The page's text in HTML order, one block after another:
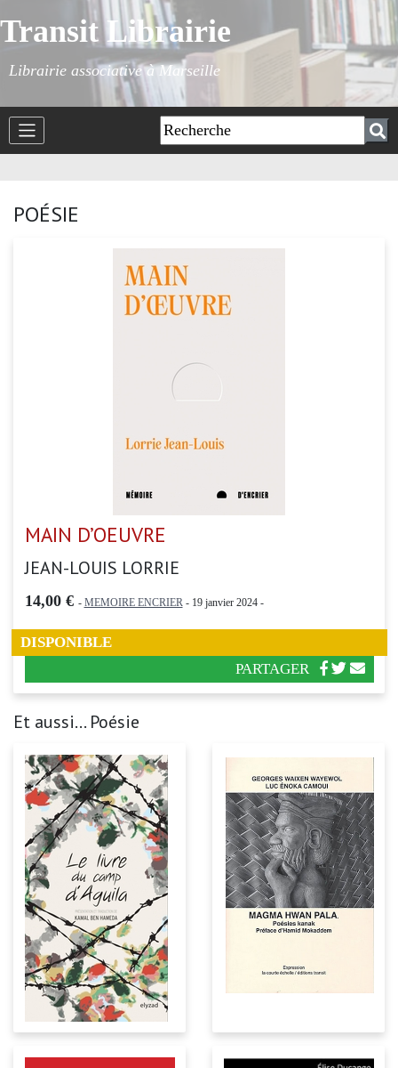
Transit Librairie
Librairie associative à Marseille
POÉSIE
MAIN D’OEUVRE
JEAN-LOUIS LORRIE
14,00 € - MEMOIRE ENCRIER - 19 janvier 2024 -
DISPONIBLE
PARTAGER
Et aussi... Poésie